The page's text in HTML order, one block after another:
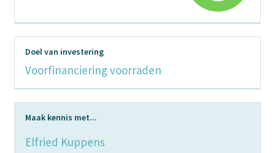
Doel van investering
Voorfinanciering voorraden
Maak kennis met...
Elfried Kuppens